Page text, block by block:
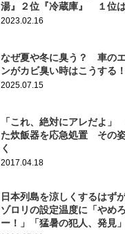
湯』２位『冷蔵庫』 １位
2023.02.16
なぜ夏や冬に臭う？ 車の
ンがカビ臭い時はこうする！
2025.07.15
「これ、絶対にアレだよ
た炊飯器を応急処置 その
く
2017.04.18
日本列島を涼しくするは
ゾロリの設定温度に「やめろ
ー！」「猛暑の犯人、発見」